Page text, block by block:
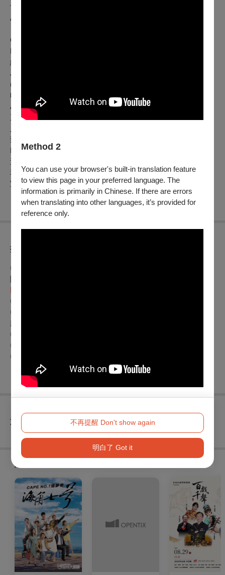
Method 2
You can use your browser's built-in translation feature
to view this page in your preferred language. The
information is primarily in Chinese. If there are errors
when translating into other languages, it’s provided for
reference only.
不再提醒 Don't show again
明白了 Got it
世紀頌
Amilicare Ponchielli: IL CONVEGNO (Arr. Diana Appler)
GUSTAV HOLST: SECOND SUITE for MILITARY BAND in F
MAJOR
給軍樂隊的第二組曲
John Williams: HARRY POTTER SYMPHONIC SUITE
(Robert. W. Smith)
哈利波特交響組曲：
Alfred Reed: EL CAMINO REAL
王者之道
致耀眼星路
DISNEY MEDLEY（Arr. 岩井直輔）
迪士尼組曲
和泉宏隆：TAKARAJIMA（Arr. 真島俊夫）
宝島
折扣方案
◎身心障礙人士及陪同者1名購票5折優待，入場時應出示身心
◎65歲以上年長者購票可享5折優惠，入場時請出示證件
◎兩廳院付費會員9折、免費會員(廳院青)9折、新竹縣/市演藝
廳會員9折
◎學生、軍警8折
◎團票30張75折
◎輸入優惠代碼8折
退換須知 查看
購買此節目的人，也買了...